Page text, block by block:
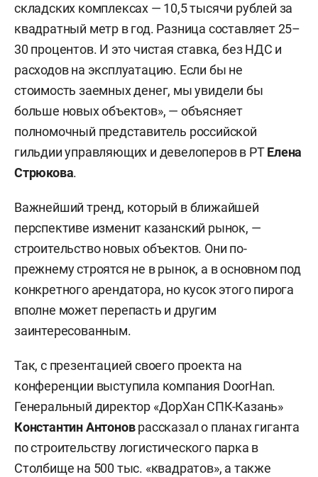
складских комплексах — 10,5 тысячи рублей за
квадратный метр в год. Разница составляет 25–
30 процентов. И это чистая ставка, без НДС и
расходов на эксплуатацию. Если бы не
стоимость заемных денег, мы увидели бы
больше новых объектов», — объясняет
полномочный представитель российской
гильдии управляющих и девелоперов в РТЕлена
Стрюкова.
Важнейший тренд, который в ближайшей
перспективе изменит казанский рынок, —
строительство новых объектов. Они по-
прежнему строятся не в рынок, а в основном под
конкретного арендатора, но кусок этого пирога
вполне может перепасть и другим
заинтересованным.
Так, с презентацией своего проекта на
конференции выступила компания DoorHan.
Генеральный директор «ДорХан СПК-Казань»
Константин Антоноврассказал о планах гиганта
по строительству логистического парка в
Столбище на 500 тыс. «квадратов», а также